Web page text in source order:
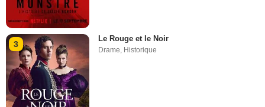
3
Le Rouge et le Noir
Drame, Historique